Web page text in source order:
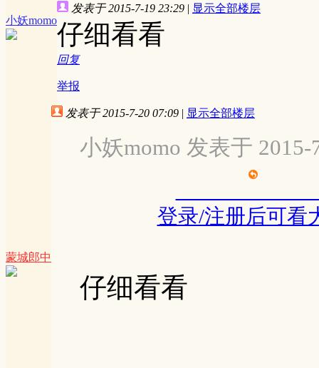
小妖momo
发表于 2015-7-19 23:29 | 显示全部楼层
仔细看看
回复
举报
蒙城郎中
发表于 2015-7-20 07:09 | 显示全部楼层
小妖momo 发表于 2015-
登录/注册后可看
仔细看看